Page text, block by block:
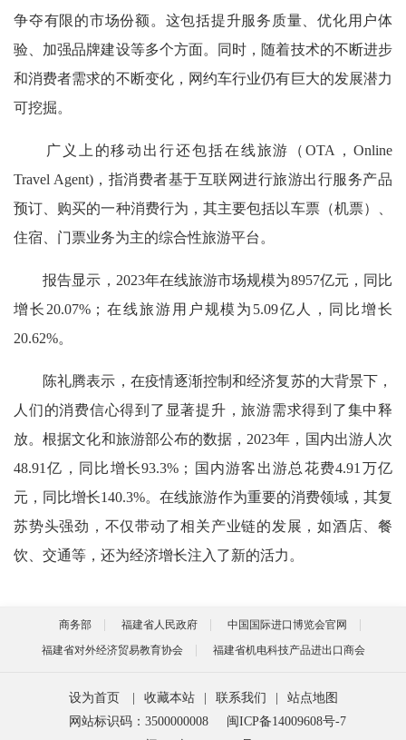
争夺有限的市场份额。这包括提升服务质量、优化用户体
验、加强品牌建设等多个方面。同时，随着技术的不断进步
和消费者需求的不断变化，网约车行业仍有巨大的发展潜力
可挖掘。
广义上的移动出行还包括在线旅游（OTA，Online
Travel Agent)，指消费者基于互联网进行旅游出行服务产品
预订、购买的一种消费行为，其主要包括以车票（机票）、
住宿、门票业务为主的综合性旅游平台。
报告显示，2023年在线旅游市场规模为8957亿元，同比
增长20.07%；在线旅游用户规模为5.09亿人，同比增长
20.62%。
陈礼腾表示，在疫情逐渐控制和经济复苏的大背景下，
人们的消费信心得到了显著提升，旅游需求得到了集中释
放。根据文化和旅游部公布的数据，2023年，国内出游人次
48.91亿，同比增长93.3%；国内游客出游总花费4.91万亿
元，同比增长140.3%。在线旅游作为重要的消费领域，其复
苏势头强劲，不仅带动了相关产业链的发展，如酒店、餐
饮、交通等，还为经济增长注入了新的活力。
商务部 福建省人民政府
中国国际进口博览会官网
福建省对外经济贸易教育协会
福建省机电科技产品进出口商会
设为首页 收藏本站 联系我们
站点地图
网站标识码：3500000008
闽ICP备14009608号-7